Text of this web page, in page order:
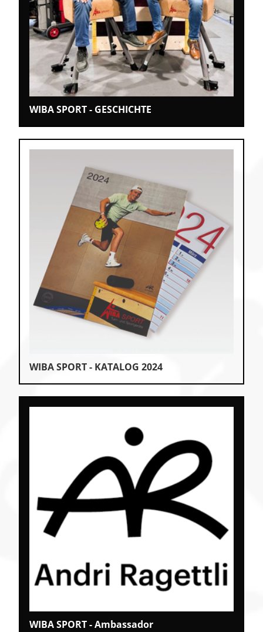
Klettern
Leichtathletik
Objekteinrichtungen
Sportspielgeräte,
Psychomotorik
Technische Dokumentation
Tennis, Tischtennis
Therapiebedarf
Training, Vereinsbedarf
Turnen, Gymnastik, Ballett
Volleyball, Beachvolleyball
Wassersport
WIBA SPORT - GESCHICHTE
WIBA SPORT - KATALOG 2024
WIBA SPORT - Ambassador